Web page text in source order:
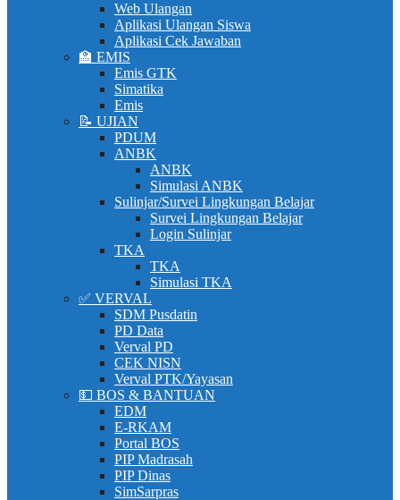
Web Ulangan
Aplikasi Ulangan Siswa
Aplikasi Cek Jawaban
🏫 EMIS
Emis GTK
Simatika
Emis
📝 UJIAN
PDUM
ANBK
ANBK
Simulasi ANBK
Sulinjar/Survei Lingkungan Belajar
Survei Lingkungan Belajar
Login Sulinjar
TKA
TKA
Simulasi TKA
✅ VERVAL
SDM Pusdatin
PD Data
Verval PD
CEK NISN
Verval PTK/Yayasan
💵 BOS & BANTUAN
EDM
E-RKAM
Portal BOS
PIP Madrasah
PIP Dinas
SimSarpras